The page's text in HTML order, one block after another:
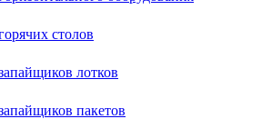
столов
лотков
пакетов